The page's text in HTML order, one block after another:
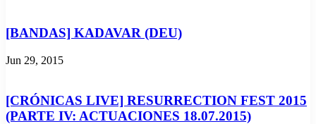
[BANDAS] KADAVAR (DEU)
Jun 29, 2015
[CRÓNICAS LIVE] RESURRECTION FEST 2015
(PARTE IV: ACTUACIONES 18.07.2015)